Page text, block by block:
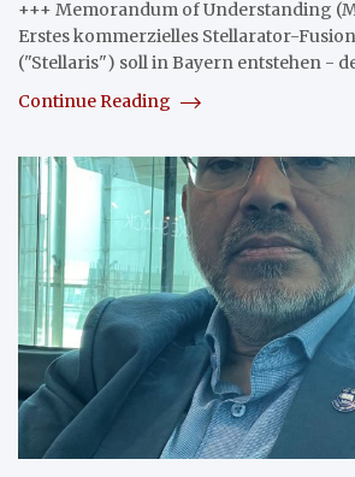
+++ Memorandum of Understanding
Erstes kommerzielles Stellarator-
("Stellaris") soll in Bayern entstehen -
Continue Reading